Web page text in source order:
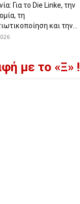
Για το Die Linke, την
τη
και την...
με το «Ξ» !